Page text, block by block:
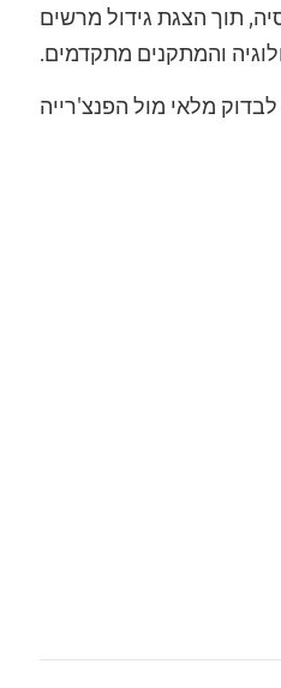
תוך הצגת גידול מרשים
והמתקנים מתקדמים.
לבדוק מלאי מול הפנצ'רייה